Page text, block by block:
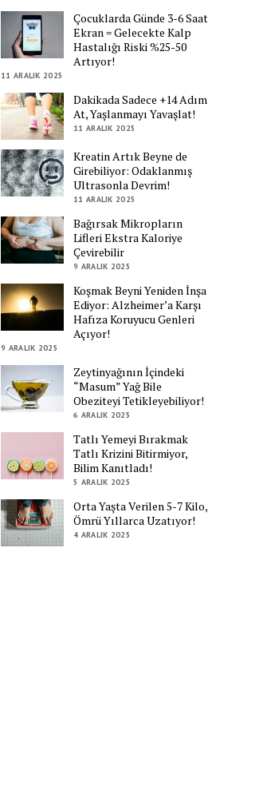
Çocuklarda Günde 3-6 Saat
Ekran = Gelecekte Kalp
Hastalığı Riski %25-50
Artıyor!
11 ARALIK 2025
Dakikada Sadece +14 Adım
At, Yaşlanmayı Yavaşlat!
11 ARALIK 2025
Kreatin Artık Beyne de
Girebiliyor: Odaklanmış
Ultrasonla Devrim!
11 ARALIK 2025
Bağırsak Mikropların
Lifleri Ekstra Kaloriye
Çevirebilir
9 ARALIK 2025
Koşmak Beyni Yeniden İnşa
Ediyor: Alzheimer’a Karşı
Hafıza Koruyucu Genleri
Açıyor!
9 ARALIK 2025
Zeytinyağının İçindeki
“Masum” Yağ Bile
Obeziteyi Tetikleyebiliyor!
6 ARALIK 2025
Tatlı Yemeyi Bırakmak
Tatlı Krizini Bitirmiyor,
Bilim Kanıtladı!
5 ARALIK 2025
Orta Yaşta Verilen 5-7 Kilo,
Ömrü Yıllarca Uzatıyor!
4 ARALIK 2025